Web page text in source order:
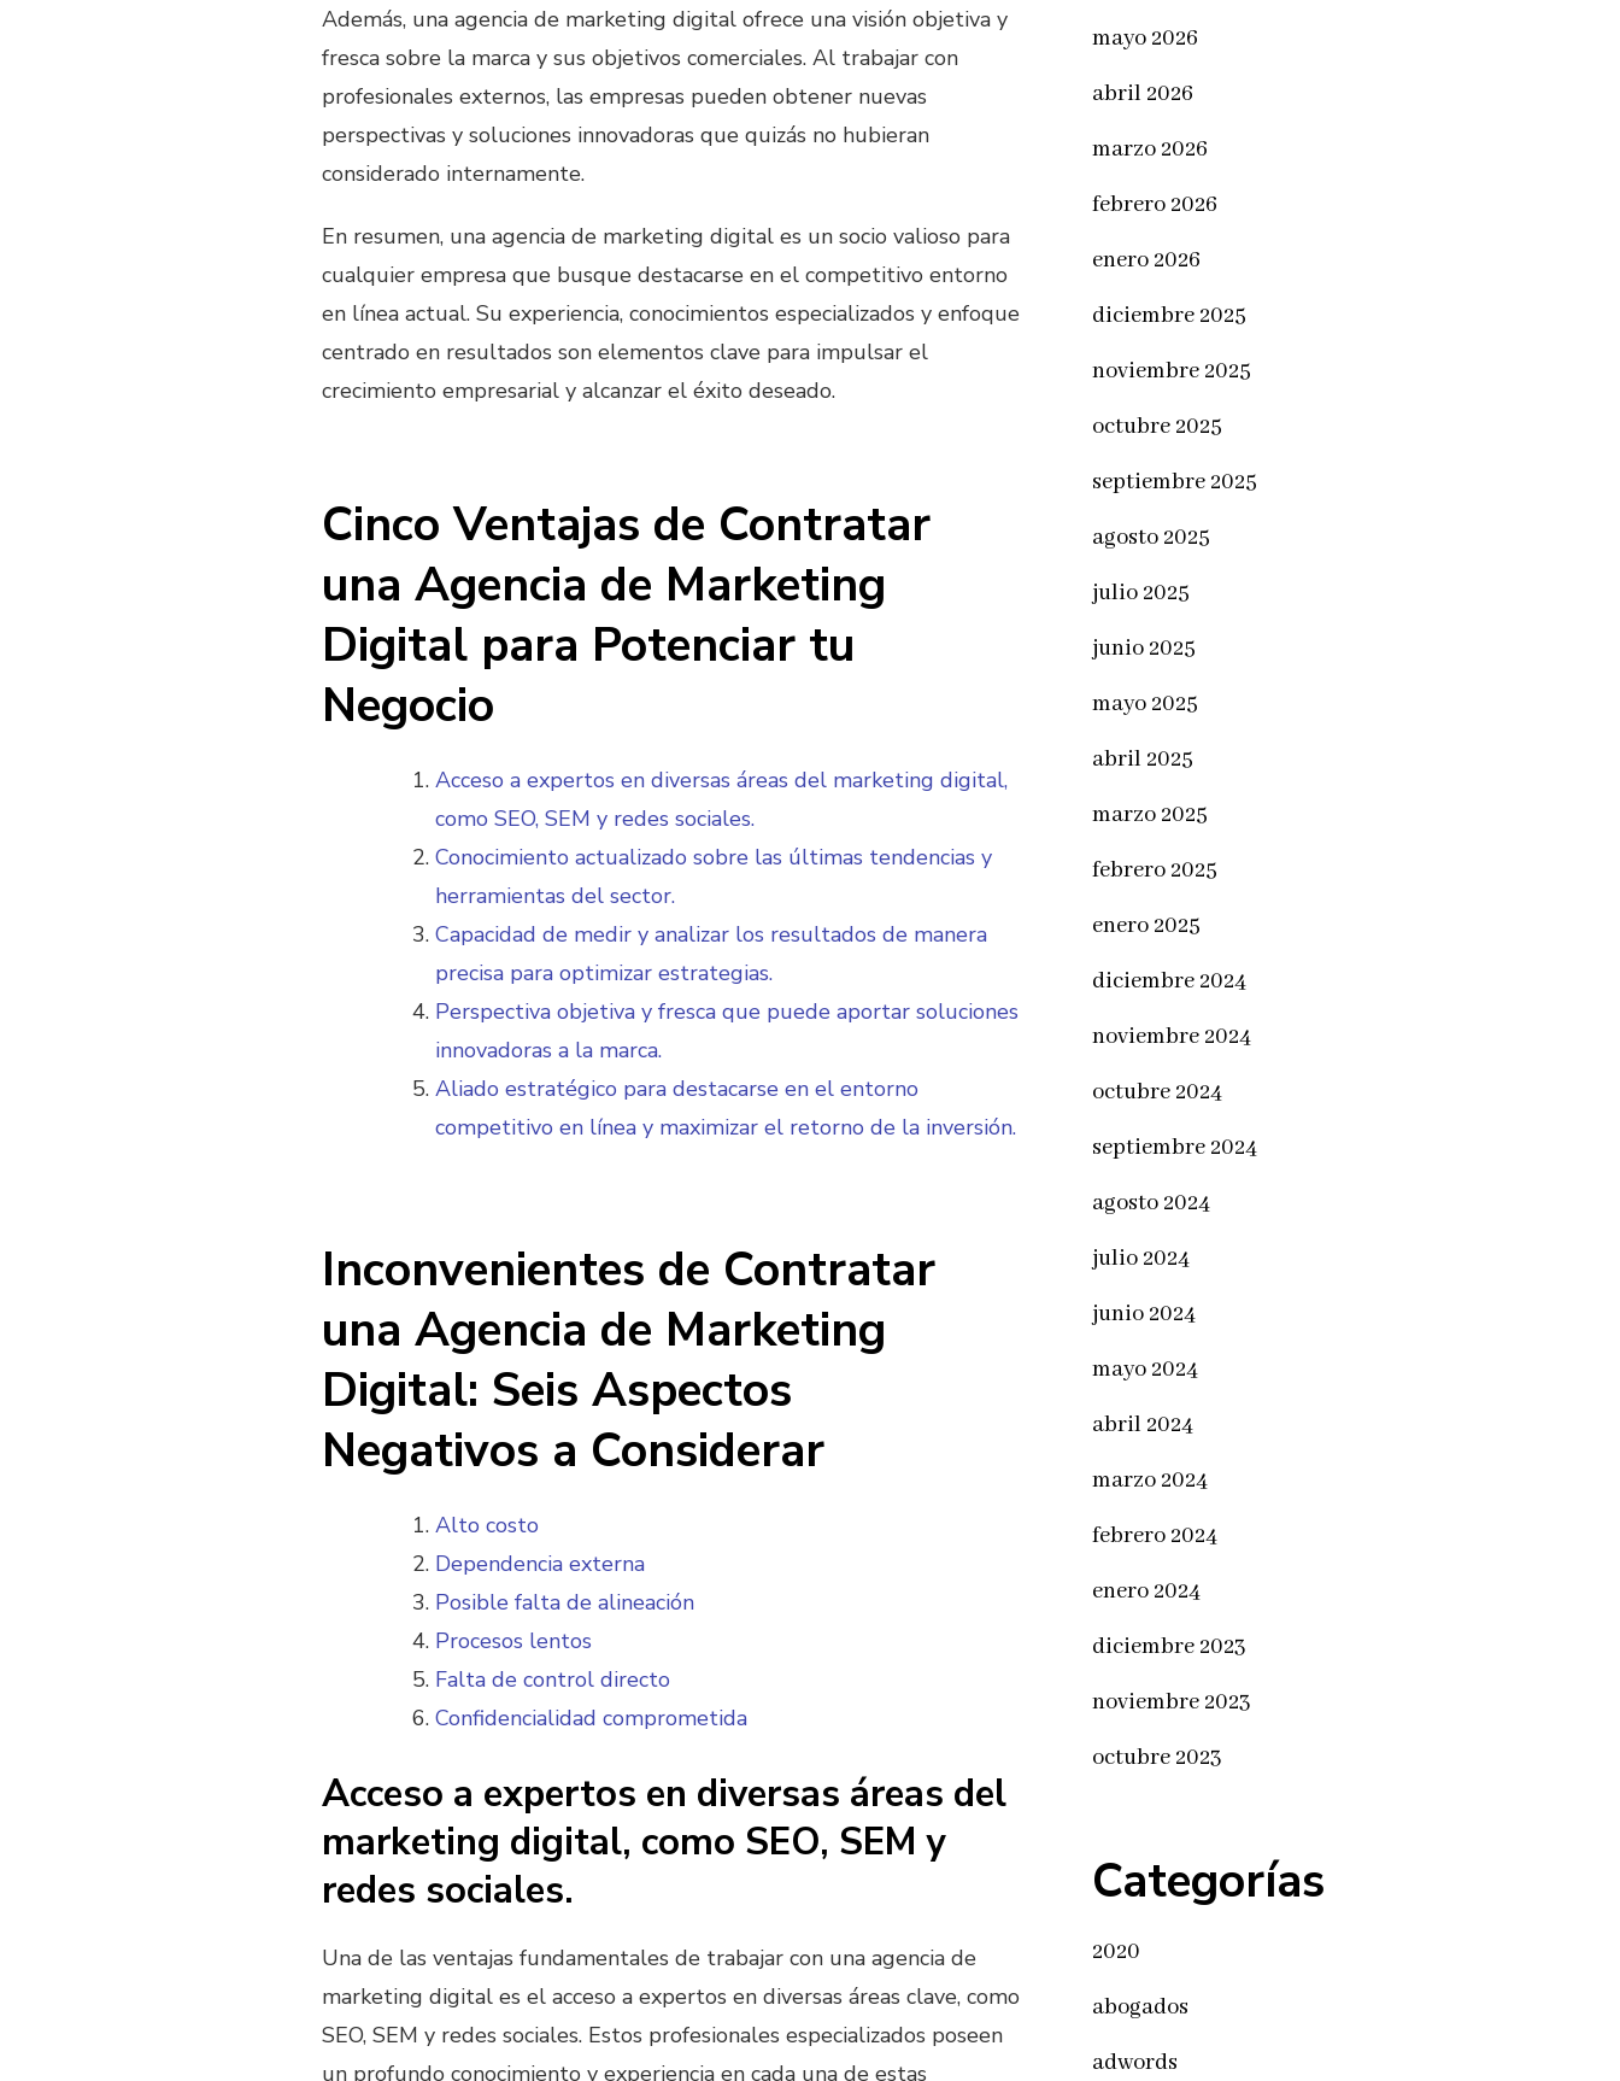
Además, una agencia de marketing digital ofrece una visión objetiva y
fresca sobre la marca y sus objetivos comerciales. Al trabajar con
profesionales externos, las empresas pueden obtener nuevas
perspectivas y soluciones innovadoras que quizás no hubieran
considerado internamente.
En resumen, una agencia de marketing digital es un socio valioso para
cualquier empresa que busque destacarse en el competitivo entorno
en línea actual. Su experiencia, conocimientos especializados y enfoque
centrado en resultados son elementos clave para impulsar el
crecimiento empresarial y alcanzar el éxito deseado.
Cinco Ventajas de Contratar
una Agencia de Marketing
Digital para Potenciar tu
Negocio
Acceso a expertos en diversas áreas del marketing digital,
como SEO, SEM y redes sociales.
Conocimiento actualizado sobre las últimas tendencias y
herramientas del sector.
Capacidad de medir y analizar los resultados de manera
precisa para optimizar estrategias.
Perspectiva objetiva y fresca que puede aportar soluciones
innovadoras a la marca.
Aliado estratégico para destacarse en el entorno
competitivo en línea y maximizar el retorno de la inversión.
Inconvenientes de Contratar
una Agencia de Marketing
Digital: Seis Aspectos
Negativos a Considerar
Alto costo
Dependencia externa
Posible falta de alineación
Procesos lentos
Falta de control directo
Confidencialidad comprometida
Acceso a expertos en diversas áreas del
marketing digital, como SEO, SEM y
redes sociales.
Una de las ventajas fundamentales de trabajar con una agencia de
marketing digital es el acceso a expertos en diversas áreas clave, como
SEO, SEM y redes sociales. Estos profesionales especializados poseen
un profundo conocimiento y experiencia en cada una de estas
mayo 2026
abril 2026
marzo 2026
febrero 2026
enero 2026
diciembre 2025
noviembre 2025
octubre 2025
septiembre 2025
agosto 2025
julio 2025
junio 2025
mayo 2025
abril 2025
marzo 2025
febrero 2025
enero 2025
diciembre 2024
noviembre 2024
octubre 2024
septiembre 2024
agosto 2024
julio 2024
junio 2024
mayo 2024
abril 2024
marzo 2024
febrero 2024
enero 2024
diciembre 2023
noviembre 2023
octubre 2023
Categorías
2020
abogados
adwords